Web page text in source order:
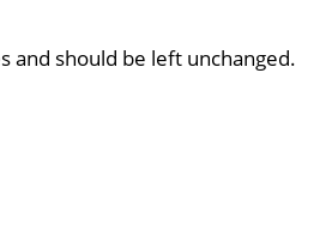
and should be left unchanged.